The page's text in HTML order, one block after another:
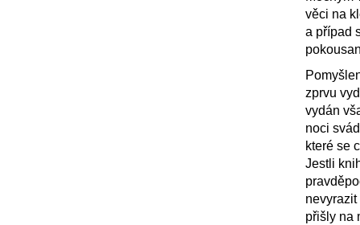
věci na
a případ
zprvu
vydán
noci
které se
Jestli
přišly na